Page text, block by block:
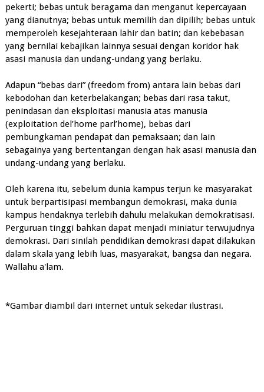
pekerti; bebas untuk beragama dan menganut kepercayaan
yang dianutnya; bebas untuk memilih dan dipilih; bebas untuk
memperoleh kesejahteraan lahir dan batin; dan kebebasan
yang bernilai kebajikan lainnya sesuai dengan koridor hak
asasi manusia dan undang-undang yang berlaku.
Adapun “bebas dari” (freedom from) antara lain bebas dari
kebodohan dan keterbelakangan; bebas dari rasa takut,
penindasan dan eksploitasi manusia atas manusia
(exploitation del’home parl’home), bebas dari
pembungkaman pendapat dan pemaksaan; dan lain
sebagainya yang bertentangan dengan hak asasi manusia dan
undang-undang yang berlaku.
Oleh karena itu, sebelum dunia kampus terjun ke masyarakat
untuk berpartisipasi membangun demokrasi, maka dunia
kampus hendaknya terlebih dahulu melakukan demokratisasi.
Perguruan tinggi bahkan dapat menjadi miniatur terwujudnya
demokrasi. Dari sinilah pendidikan demokrasi dapat dilakukan
dalam skala yang lebih luas, masyarakat, bangsa dan negara.
Wallahu a'lam.
*Gambar diambil dari internet untuk sekedar ilustrasi.